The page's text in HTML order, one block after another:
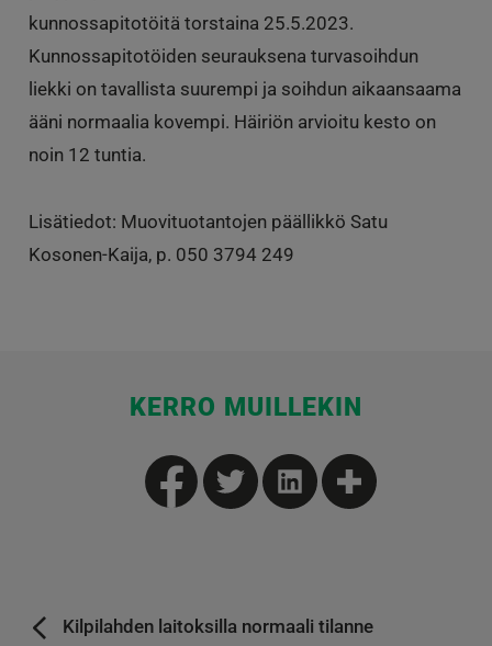
kunnossapitotöitä torstaina 25.5.2023.
Kunnossapitotöiden seurauksena turvasoihdun
liekki on tavallista suurempi ja soihdun aikaansaama
ääni normaalia kovempi. Häiriön arvioitu kesto on
noin 12 tuntia.
Lisätiedot: Muovituotantojen päällikkö Satu
Kosonen-Kaija, p. 050 3794 249
KERRO MUILLEKIN
Kilpilahden laitoksilla normaali tilanne